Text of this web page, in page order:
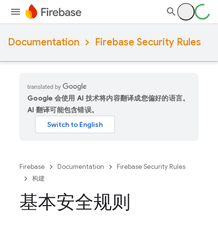
Documentation Firebase Security Rules
Google 会使用 AI 技术将内容翻译成您偏好的语言。
AI 翻译可能包含错误。
Firebase Documentation
Firebase Security Rules
构建
基本安全规则